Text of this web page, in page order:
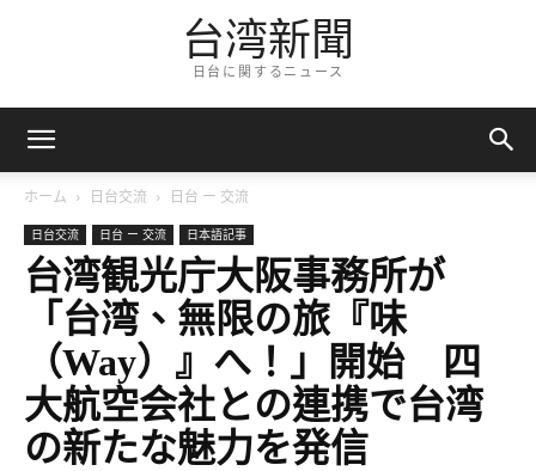
台湾新聞
日台に関するニュース
ホーム 日台交流 日台 ー 交流
日台交流 日台 ー 交流 日本語記事
台湾観光庁大阪事務所が
「台湾、無限の旅『味
（Way）』へ！」開始 四
大航空会社との連携で台湾
の新たな魅力を発信